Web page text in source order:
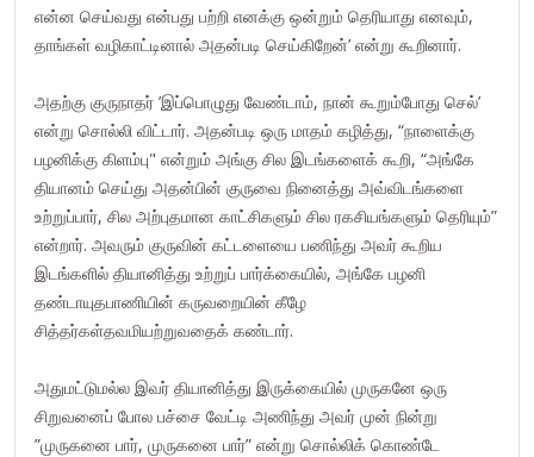
என்ன செய்வது என்பது பற்றி எனக்கு ஒன்றும் தெரியாது எனவும்,
தாங்கள் வழிகாட்டினால் அதன்படி செய்கிறேன்’ என்று கூறினார்.
அதற்கு குருநாதர் ’இப்பொழுது வேண்டாம், நான் கூறும்போது செல்’
என்று சொல்லி விட்டார். அதன்படி ஒரு மாதம் கழித்து, “நாளைக்கு
பழனிக்கு கிளம்பு" என்றும் அங்கு சில இடங்களைக் கூறி, “அங்கே
தியானம் செய்து அதன்பின் குருவை நினைத்து அவ்விடங்களை
உற்றுப்பார், சில அற்புதமான காட்சிகளும் சில ரகசியங்களும் தெரியும்”
என்றார். அவரும் குருவின் கட்டளையை பணிந்து அவர் கூறிய
இடங்களில் தியானித்து உற்றுப் பார்க்கையில், அங்கே பழனி
தண்டாயுதபாணியின் கருவறையின் கீழே
சித்தர்கள்தவமியற்றுவதைக் கண்டார்.
அதுமட்டுமல்ல இவர் தியானித்து இருக்கையில் முருகனே ஒரு
சிறுவனைப் போல பச்சை வேட்டி அணிந்து அவர் முன் நின்று
”முருகனை பார், முருகனை பார்” என்று சொல்லிக் கொண்டே